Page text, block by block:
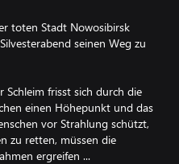
toten Stadt Nowosibirsk
seinen Weg zu
frisst sich durch die
einen Höhepunkt und das
vor Strahlung schützt,
zu retten, müssen die
ergreifen ...